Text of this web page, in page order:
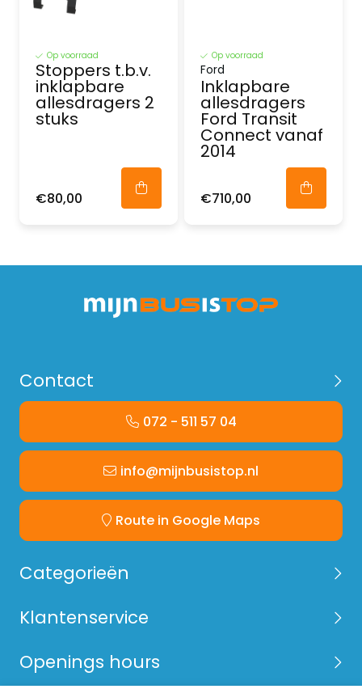
Op voorraad
Stoppers t.b.v.
inklapbare
allesdragers 2
stuks
€80,00
Op voorraad
Ford
Inklapbare
allesdragers
Ford Transit
Connect vanaf
2014
€710,00
Contact
072 - 511 57 04
info@mijnbusistop.nl
Route in Google Maps
Categorieën
Klantenservice
Openings hours